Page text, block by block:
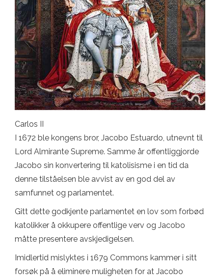
Carlos II
I 1672 ble kongens bror, Jacobo Estuardo, utnevnt til
Lord Almirante Supreme. Samme år offentliggjorde
Jacobo sin konvertering til katolisisme i en tid da
denne tilståelsen ble avvist av en god del av
samfunnet og parlamentet.
Gitt dette godkjente parlamentet en lov som forbød
katolikker å okkupere offentlige verv og Jacobo
måtte presentere avskjedigelsen.
Imidlertid mislyktes i 1679 Commons kammer i sitt
forsøk på å eliminere muligheten for at Jacobo